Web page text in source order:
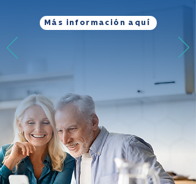
Más información aquí